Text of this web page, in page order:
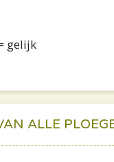
gelijk
ALLE